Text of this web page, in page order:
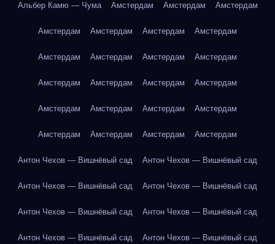
Альбер Камю — Чума Амстердам Амстердам Амстердам
Амстердам Амстердам Амстердам Амстердам
Амстердам Амстердам Амстердам Амстердам
Амстердам Амстердам Амстердам Амстердам
Амстердам Амстердам Амстердам Амстердам
Амстердам Амстердам Амстердам Амстердам
Антон Чехов — Вишнёвый сад Антон Чехов — Вишнёвый сад
Антон Чехов — Вишнёвый сад Антон Чехов — Вишнёвый сад
Антон Чехов — Вишнёвый сад Антон Чехов — Вишнёвый сад
Антон Чехов — Вишнёвый сад Антон Чехов — Вишнёвый сад